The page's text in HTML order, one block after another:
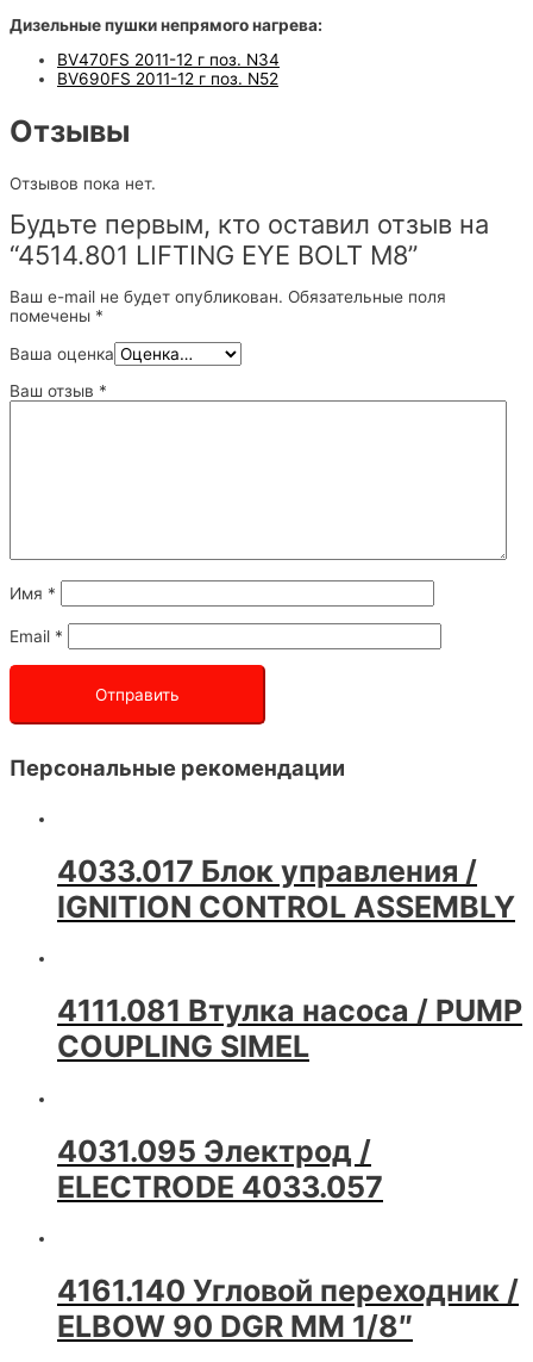
Дизельные пушки непрямого нагрева:
BV470FS 2011-12 г поз. N34
BV690FS 2011-12 г поз. N52
Отзывы
Отзывов пока нет.
Будьте первым, кто оставил отзыв на
“4514.801 LIFTING EYE BOLT M8”
Ваш e-mail не будет опубликован. Обязательные поля
помечены *
Ваша оценка
Ваш отзыв *
Имя *
Email *
Персональные рекомендации
4033.017 Блок управления /
IGNITION CONTROL ASSEMBLY
4111.081 Втулка насоса / PUMP
COUPLING SIMEL
4031.095 Электрод /
ELECTRODE 4033.057
4161.140 Угловой переходник /
ELBOW 90 DGR MM 1/8″